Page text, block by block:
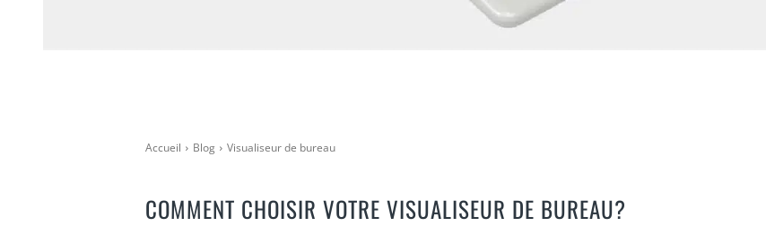
Accueil Blog Visualiseur de bureau
COMMENT CHOISIR VOTRE VISUALISEUR DE BUREAU?